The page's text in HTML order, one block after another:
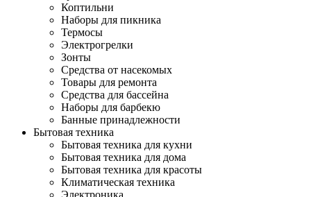
Коптильни
Наборы для пикника
Термосы
Электрогрелки
Зонты
Средства от насекомых
Товары для ремонта
Средства для бассейна
Наборы для барбекю
Банные принадлежности
Бытовая техника
Бытовая техника для кухни
Бытовая техника для дома
Бытовая техника для красоты
Климатическая техника
Электроника